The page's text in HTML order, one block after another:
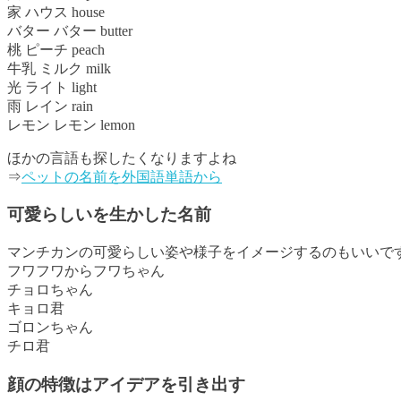
家 ハウス house
バター バター butter
桃 ピーチ peach
牛乳 ミルク milk
光 ライト light
雨 レイン rain
レモン レモン lemon
ほかの言語も探したくなりますよね
⇒ペットの名前を外国語単語から
可愛らしいを生かした名前
マンチカンの可愛らしい姿や様子をイメージするのもいいで
フワフワからフワちゃん
チョロちゃん
キョロ君
ゴロンちゃん
チロ君
顔の特徴はアイデアを引き出す